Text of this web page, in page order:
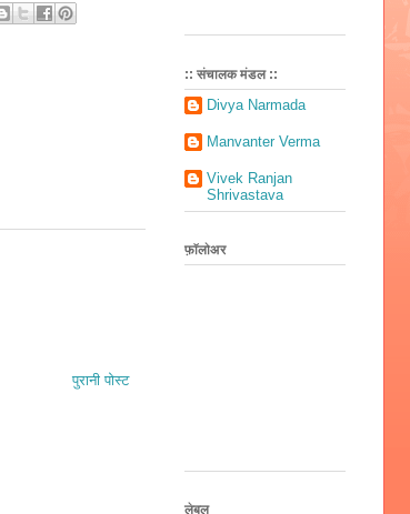
पुरानी पोस्ट
:: संचालक मंडल ::
Divya Narmada
Manvanter Verma
Vivek Ranjan
Shrivastava
फ़ॉलोअर
लेबल